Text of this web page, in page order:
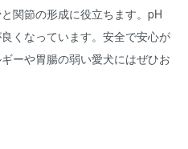
関節の形成に役立ちます。pH
くなっています。安全で安心が
ーや胃腸の弱い愛犬にはぜひお